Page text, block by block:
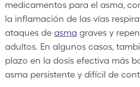
medicamentos para el asma,
la inflamación de las vías
ataques de asma graves y
adultos. En algunos casos,
plazo en la dosis efectiva más
asma persistente y difícil de